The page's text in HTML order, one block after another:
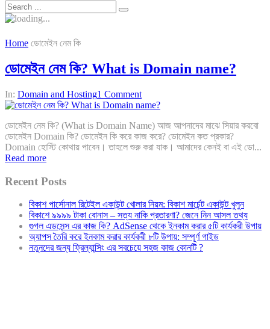
Home ডোমেইন নেম কি
ডোমেইন নেম কি? What is Domain name?
In: Domain and Hosting1 Comment
ডোমেইন নেম কি? (What is Domain Name) আজ আপনাদের মাঝে সিয়ার করবো
ডোমেইন Domain কি? ডোমেইন কি করে কাজ করে? ডোমেইন কত প্রকার?
Domain হোস্টি কোথায় পাবেন। তাহলে শুরু করা যাক। আমাদের কেনই বা এই ডো...
Read more
Recent Posts
বিকাশ পার্সোনাল রিটেইল একাউন্ট খোলার নিয়ম: বিকাশ মার্চেন্ট একাউন্ট খুলুন
বিকাশে ৯৯৯৯ টাকা বোনাস – সত্য নাকি প্রতারণা? জেনে নিন আসল তথ্য
গুগল এডসেন্স এর কাজ কি? AdSense থেকে ইনকাম করার ৫টি কার্যকরী উপায়
অ্যাপস তৈরি করে ইনকাম করার কার্যকরী ৮টি উপায়: সম্পূর্ণ গাইড
নতুনদের জন্য ফ্রিল্যান্সিং এর সবচেয়ে সহজ কাজ কোনটি ?